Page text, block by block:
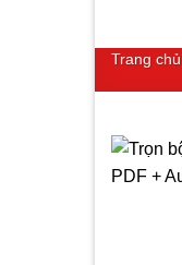
Trang chủ